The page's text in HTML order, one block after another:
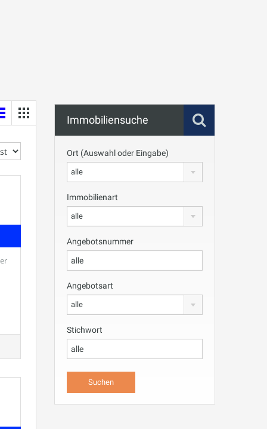
Immobiliensuche
Ort (Auswahl oder Eingabe)
alle
Immobilienart
alle
Angebotsnummer
Angebotsart
alle
Stichwort